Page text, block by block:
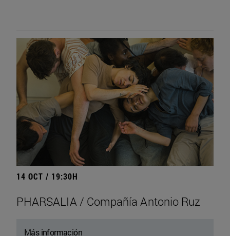
14 OCT / 19:30H
PHARSALIA / Compañía Antonio Ruz
Más información